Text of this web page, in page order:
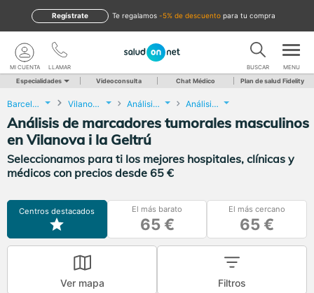
te regalamos -5% de descuento para tu compra
Regístrate
LLAMAR
MI CUENTA BUSCAR MENU
Especialidades Videoconsulta Chat Médico Plan de salud Fidelity
Barcelona Vilanova i la Geltrú Análisis Clínicos Análisis de marcadores tumorales masculinos
Análisis de marcadores tumorales masculinos
en Vilanova i la Geltrú
Seleccionamos para ti los mejores hospitales, clínicas y
médicos con precios desde 65 €
Centros destacados El más barato
65 €
El más cercano
65 €
Ver mapa Filtros